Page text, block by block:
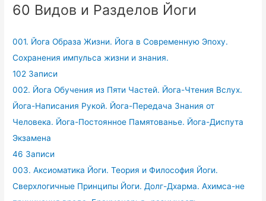
60 Видов и Разделов Йоги
001. Йога Образа Жизни. Йога в Современную Эпоху.
Сохранения импульса жизни и знания.
102 Записи
002. Йога Обучения из Пяти Частей. Йога-Чтения Вслух.
Йога-Написания Рукой. Йога-Передача Знания от
Человека. Йога-Постоянное Памятованье. Йога-Диспута
Экзамена
46 Записи
003. Аксиоматика Йоги. Теория и Философия Йоги.
Сверхлогичные Принципы Йоги. Долг-Дхарма. Ахимса-не